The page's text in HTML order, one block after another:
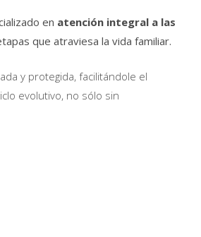
en atención integral a las
que atraviesa la vida familiar.
y protegida, facilitándole el
evolutivo, no sólo sin